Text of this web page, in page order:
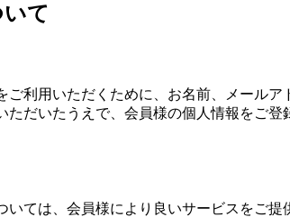
て
ご利用いただくために、お名前、メール
ただいたうえで、会員様の個人情報をご
いては、会員様により良いサービスをご